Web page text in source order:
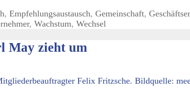
, Empfehlungsaustausch, Gemeinschaft,
, Wachstum, Wechsel
May zieht um